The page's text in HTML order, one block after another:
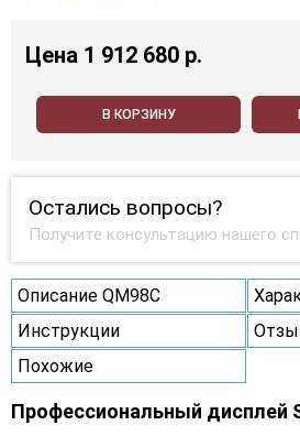
Цена 1 912 680 p.
В КОРЗИНУ
Остались вопросы?
Получите консультацию нашего
Описание QM98C
Инструкции
Похожие
Профессиональный дисплей